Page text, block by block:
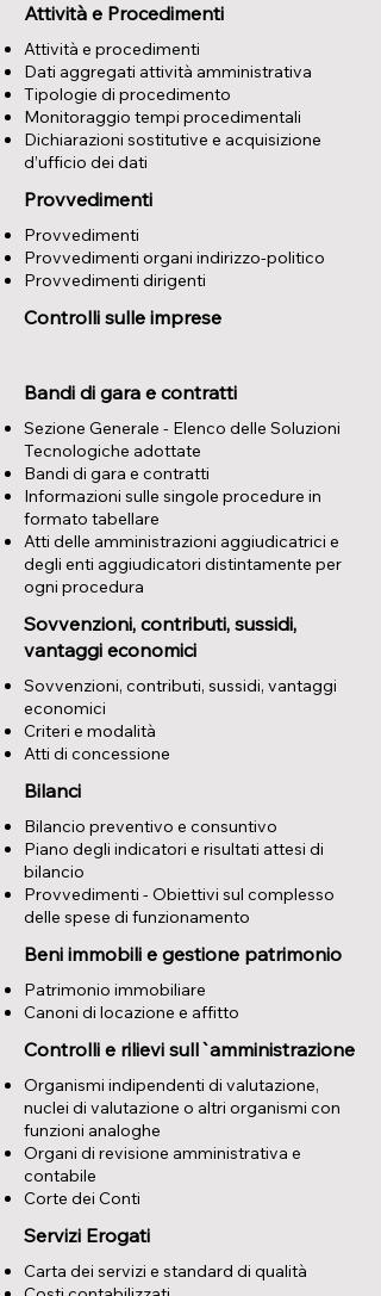
Attività e Procedimenti
Attività e procedimenti
Dati aggregati attività amministrativa
Tipologie di procedimento
Monitoraggio tempi procedimentali
Dichiarazioni sostitutive e acquisizione
d’ufficio dei dati
Provvedimenti
Provvedimenti
Provvedimenti organi indirizzo-politico
Provvedimenti dirigenti
Controlli sulle imprese
Bandi di gara e contratti
Sezione Generale - Elenco delle Soluzioni
Tecnologiche adottate
Bandi di gara e contratti
Informazioni sulle singole procedure in
formato tabellare
Atti delle amministrazioni aggiudicatrici e
degli enti aggiudicatori distintamente per
ogni procedura
Sovvenzioni, contributi, sussidi,
vantaggi economici
​Sovvenzioni, contributi, sussidi, vantaggi
economici
Criteri e modalità
Atti di concessione
Bilanci
Bilancio preventivo e consuntivo
Piano degli indicatori e risultati attesi di
bilancio
Provvedimenti - Obiettivi sul complesso
delle spese di funzionamento
Beni immobili e gestione patrimonio
Patrimonio immobiliare
Canoni di locazione e affitto
Controlli e rilievi sull`amministrazione
Organismi indipendenti di valutazione,
nuclei di valutazione o altri organismi con
funzioni analoghe
Organi di revisione amministrativa e
contabile
Corte dei Conti
Servizi Erogati
Carta dei servizi e standard di qualità